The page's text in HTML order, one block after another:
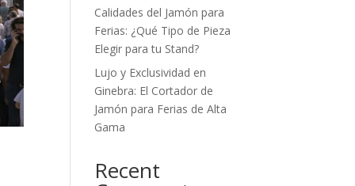
Calidades del Jamón para
Ferias: ¿Qué Tipo de Pieza
Elegir para tu Stand?
Lujo y Exclusividad en
Ginebra: El Cortador de
Jamón para Ferias de Alta
Gama
Recent